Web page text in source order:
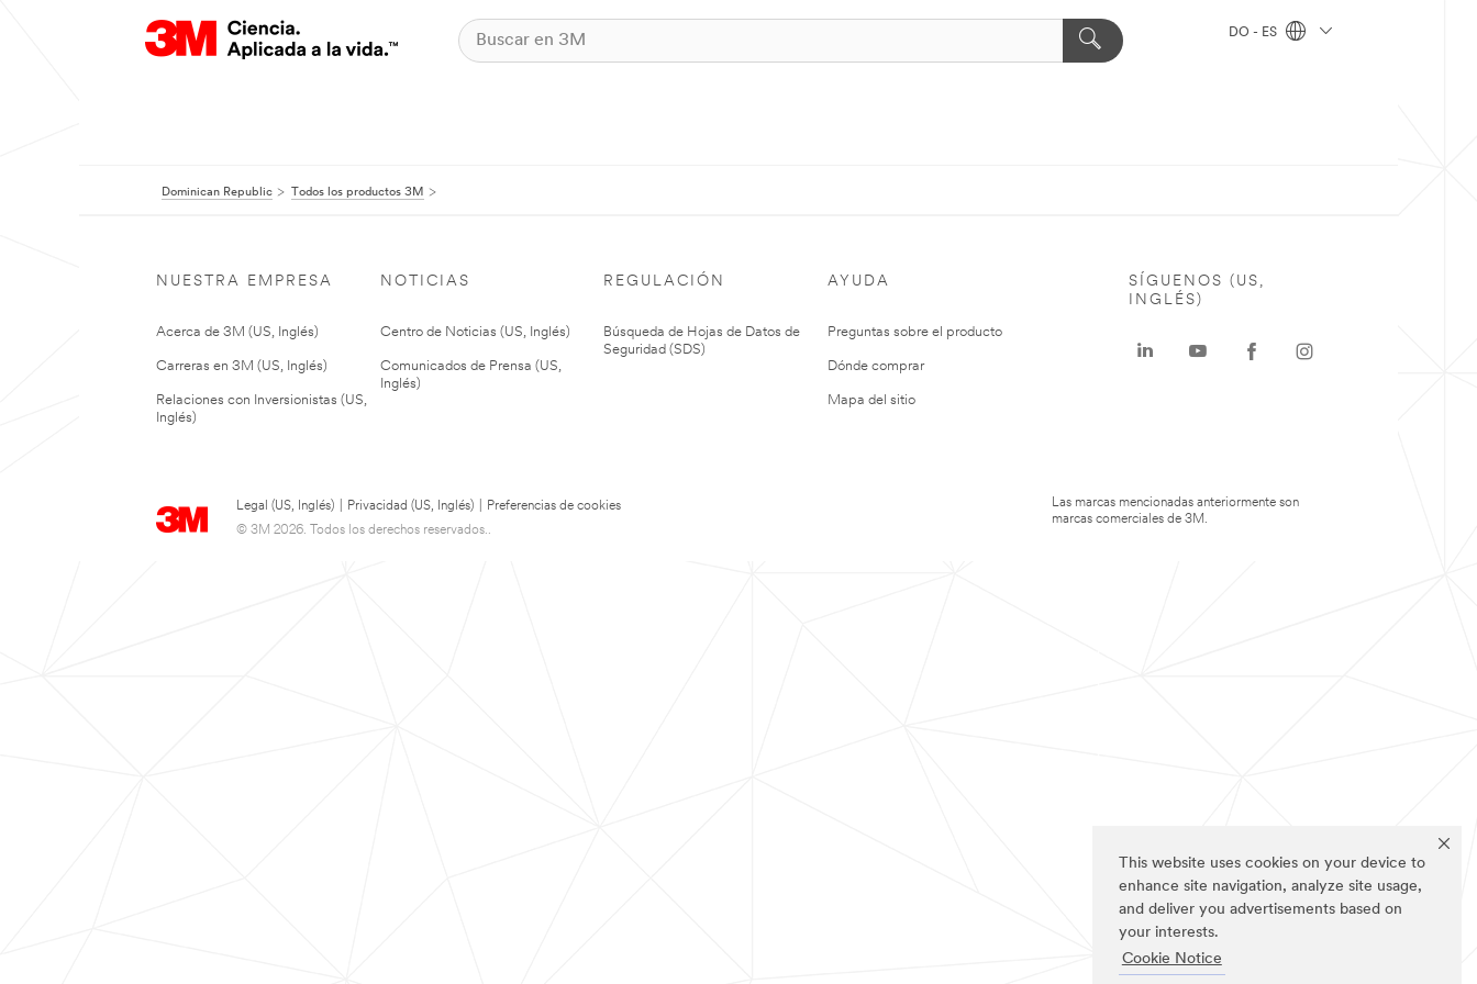
This website uses cookies on your device to
enhance site navigation, analyze site usage,
and deliver you advertisements based on
your interests.
Cookie Notice
DO - ES
Dominican Republic Todos los productos 3M
NUESTRA EMPRESA
Acerca de 3M (US, Inglés)
Carreras en 3M (US, Inglés)
Relaciones con Inversionistas (US,
Inglés)
NOTICIAS
Centro de Noticias (US, Inglés)
Comunicados de Prensa (US,
Inglés)
REGULACIÓN
Búsqueda de Hojas de Datos de
Seguridad (SDS)
AYUDA
Preguntas sobre el producto
Dónde comprar
Mapa del sitio
Legal (US, Inglés) Privacidad (US, Inglés)
Preferencias de cookies
© 3M 2026. Todos los derechos reservados..
SÍGUENOS (US,
INGLÉS)
Las marcas mencionadas anteriormente son
marcas comerciales de 3M.